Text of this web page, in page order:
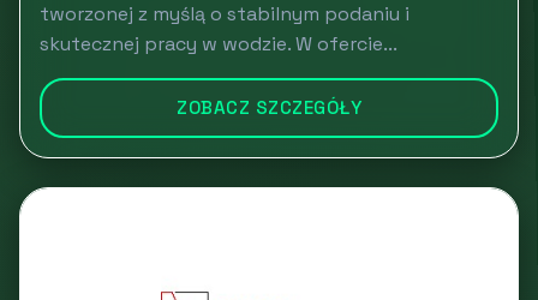
tworzonej z myślą o stabilnym podaniu i
skutecznej pracy w wodzie. W ofercie...
ZOBACZ SZCZEGÓŁY